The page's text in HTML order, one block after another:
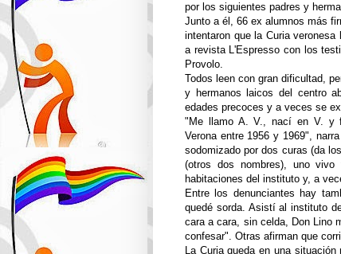
por los siguientes padres y
Junto a él, 66 ex alumnos más
intentaron que la Curia
a revista L'Espresso con los
Provolo.
Todos leen con gran dificultad,
y hermanos laicos del centro
edades precoces y a veces se
"Me llamo A. V., nací en V. y
Verona entre 1956 y 1969",
sodomizado por dos curas (da
(otros dos nombres), uno
habitaciones del instituto y, a
Entre los denunciantes hay
quedé sorda. Asistí al instituto
cara a cara, sin celda, Don Lino
confesar". Otras afirman que
La Curia queda en una